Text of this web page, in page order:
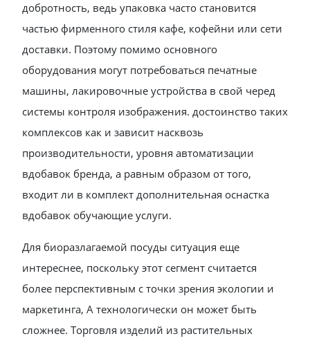
добротность, ведь упаковка часто становится
частью фирменного стиля кафе, кофейни или сети
доставки. Поэтому помимо основного
оборудования могут потребоваться печатные
машины, лакировочные устройства в свой черед
системы контроля изображения. достоинство таких
комплексов как и зависит насквозь
производительности, уровня автоматизации
вдобавок бренда, а равным образом от того,
входит ли в комплект дополнительная оснастка
вдобавок обучающие услуги.
Для биоразлагаемой посуды ситуация еще
интереснее, поскольку этот сегмент считается
более перспективным с точки зрения экологии и
маркетинга, А технологически он может быть
сложнее. Торговля изделий из растительных